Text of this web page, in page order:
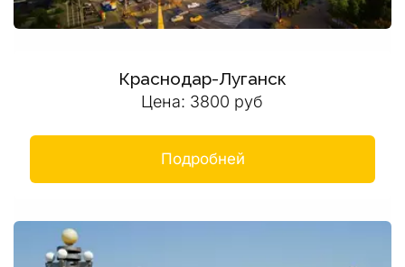
Краснодар-Луганск
Цена: 3800 руб
Подробней